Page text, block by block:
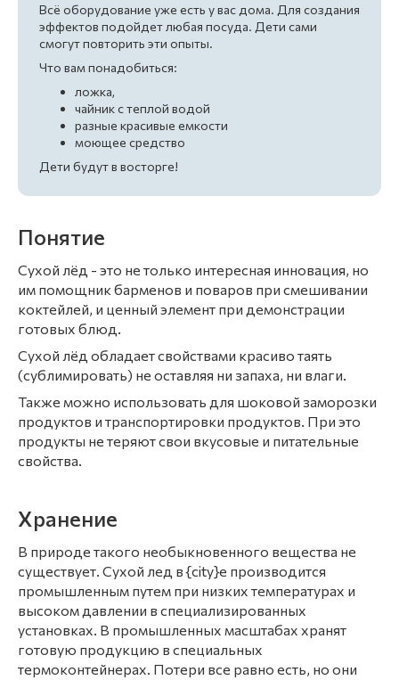
Всё оборудование уже есть у вас дома. Для создания
эффектов подойдет любая посуда. Дети сами
смогут повторить эти опыты.
Что вам понадобиться:
ложка,
чайник с теплой водой
разные красивые емкости
моющее средство
Дети будут в восторге!
Понятие
Сухой лёд - это не только интересная инновация, но
им помощник барменов и поваров при смешивании
коктейлей, и ценный элемент при демонстрации
готовых блюд.
Сухой лёд обладает свойствами красиво таять
(сублимировать) не оставляя ни запаха, ни влаги.
Также можно использовать для шоковой заморозки
продуктов и транспортировки продуктов. При это
продукты не теряют свои вкусовые и питательные
свойства.
Хранение
В природе такого необыкновенного вещества не
существует. Сухой лед в {city}е производится
промышленным путем при низких температурах и
высоком давлении в специализированных
установках. В промышленных масштабах хранят
готовую продукцию в специальных
термоконтейнерах. Потери все равно есть, но они